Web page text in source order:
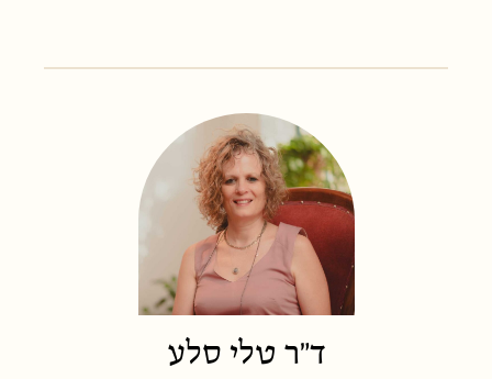
ד"ר טלי סלע